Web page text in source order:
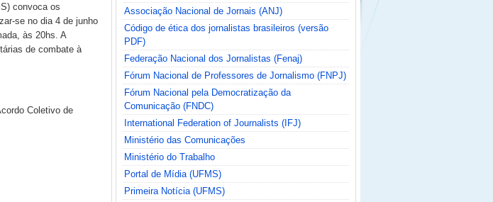
convoca os
se no dia 4 de junho
às 20hs. A
de combate à
Coletivo de
Associação Nacional de Jornais (ANJ)
Código de ética dos jornalistas brasileiros (versão
PDF)
Federação Nacional dos Jornalistas (Fenaj)
Fórum Nacional de Professores de Jornalismo (FNPJ)
Fórum Nacional pela Democratização da
Comunicação (FNDC)
International Federation of Journalists (IFJ)
Ministério das Comunicações
Ministério do Trabalho
Portal de Mídia (UFMS)
Primeira Notícia (UFMS)